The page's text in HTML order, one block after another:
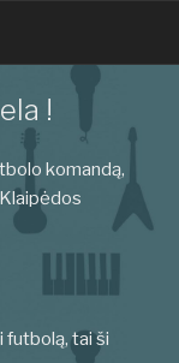
!
komandą,
futbolą, tai ši